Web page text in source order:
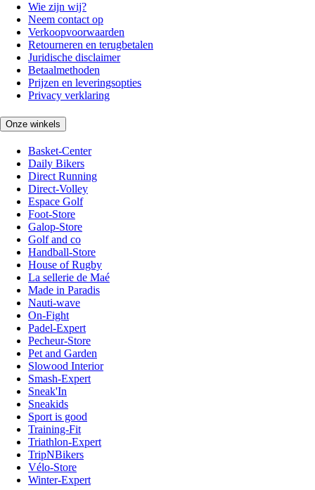
Wie zijn wij?
Neem contact op
Verkoopvoorwaarden
Retourneren en terugbetalen
Juridische disclaimer
Betaalmethoden
Prijzen en leveringsopties
Privacy verklaring
Onze winkels
Basket-Center
Daily Bikers
Direct Running
Direct-Volley
Espace Golf
Foot-Store
Galop-Store
Golf and co
Handball-Store
House of Rugby
La sellerie de Maé
Made in Paradis
Nauti-wave
On-Fight
Padel-Expert
Pecheur-Store
Pet and Garden
Slowood Interior
Smash-Expert
Sneak'In
Sneakids
Sport is good
Training-Fit
Triathlon-Expert
TripNBikers
Vélo-Store
Winter-Expert